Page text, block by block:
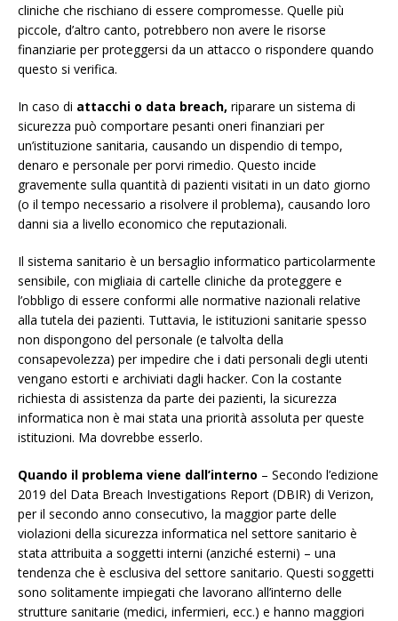
cliniche che rischiano di essere compromesse. Quelle più
piccole, d’altro canto, potrebbero non avere le risorse
finanziarie per proteggersi da un attacco o rispondere quando
questo si verifica.
In caso di attacchi o data breach, riparare un sistema di
sicurezza può comportare pesanti oneri finanziari per
un’istituzione sanitaria, causando un dispendio di tempo,
denaro e personale per porvi rimedio. Questo incide
gravemente sulla quantità di pazienti visitati in un dato giorno
(o il tempo necessario a risolvere il problema), causando loro
danni sia a livello economico che reputazionali.
Il sistema sanitario è un bersaglio informatico particolarmente
sensibile, con migliaia di cartelle cliniche da proteggere e
l’obbligo di essere conformi alle normative nazionali relative
alla tutela dei pazienti. Tuttavia, le istituzioni sanitarie spesso
non dispongono del personale (e talvolta della
consapevolezza) per impedire che i dati personali degli utenti
vengano estorti e archiviati dagli hacker. Con la costante
richiesta di assistenza da parte dei pazienti, la sicurezza
informatica non è mai stata una priorità assoluta per queste
istituzioni. Ma dovrebbe esserlo.
Quando il problema viene dall’interno – Secondo l’edizione
2019 del Data Breach Investigations Report (DBIR) di Verizon,
per il secondo anno consecutivo, la maggior parte delle
violazioni della sicurezza informatica nel settore sanitario è
stata attribuita a soggetti interni (anziché esterni) – una
tendenza che è esclusiva del settore sanitario. Questi soggetti
sono solitamente impiegati che lavorano all’interno delle
strutture sanitarie (medici, infermieri, ecc.) e hanno maggiori